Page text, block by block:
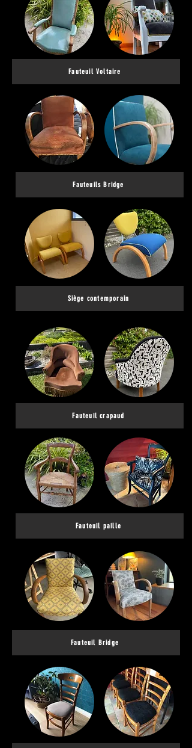
Fauteuil Voltaire
Fauteuils Bridge
Siège contemporain
Fauteuil crapaud
Fauteuil paille
Fauteuil Bridge